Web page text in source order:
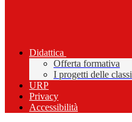
Didattica
Offerta formativa
I progetti delle classi
URP
Privacy
Accessibilità